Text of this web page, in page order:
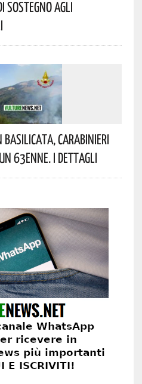
Sostegno Agli
Basilicata, Carabinieri
63enne. I Dettagli